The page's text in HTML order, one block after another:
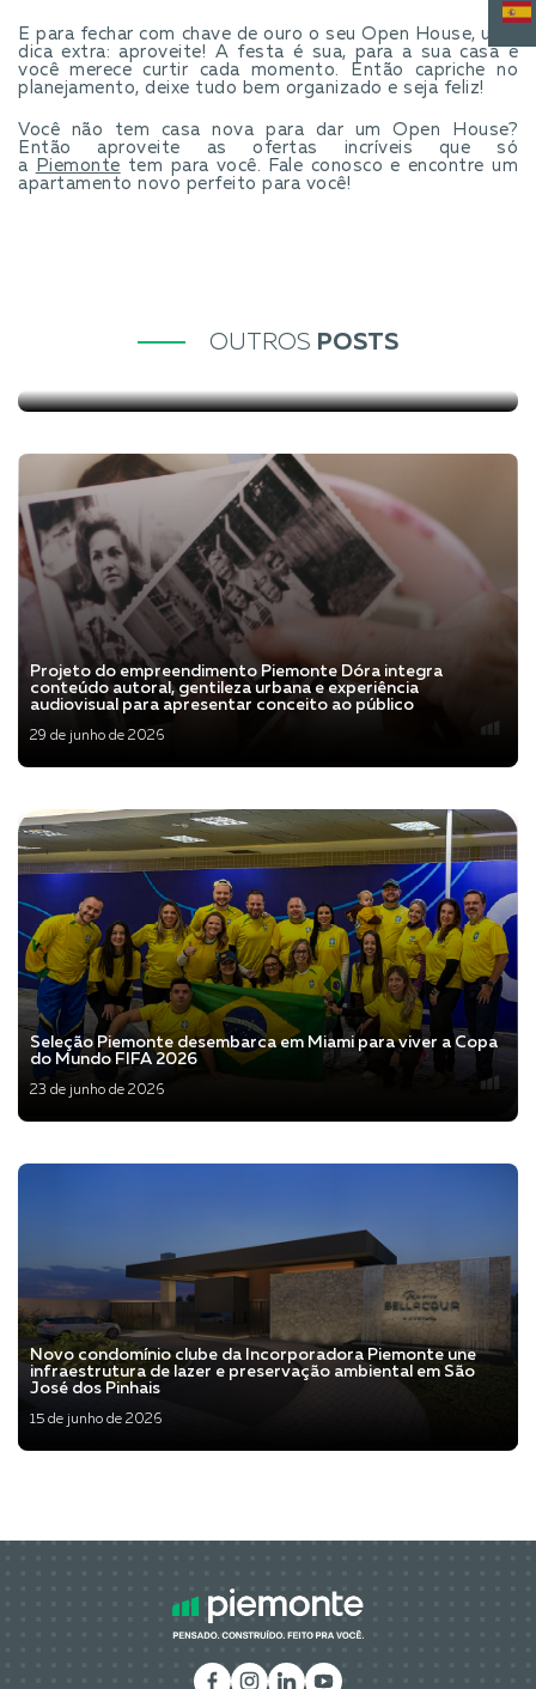
E para fechar com chave de ouro o seu Open House, uma
dica extra: aproveite! A festa é sua, para a sua casa e
você merece curtir cada momento. Então capriche no
planejamento, deixe tudo bem organizado e seja feliz!
Você não tem casa nova para dar um Open House?
Então aproveite as ofertas incríveis que só
a
Piemonte tem para você. Fale conosco e encontre um
apartamento novo perfeito para você!
OUTROS POSTS
O que é Wellness Real Estate e por que ele está mudando o
Projeto do empreendimento Piemonte Dóra integra
conteúdo autoral, gentileza urbana e experiência
audiovisual para apresentar conceito ao público
29 de junho de 2026
Seleção Piemonte desembarca em Miami para viver a Copa
do Mundo FIFA 2026
23 de junho de 2026
Novo condomínio clube da Incorporadora Piemonte une
infraestrutura de lazer e preservação ambiental em São
José dos Pinhais
15 de junho de 2026